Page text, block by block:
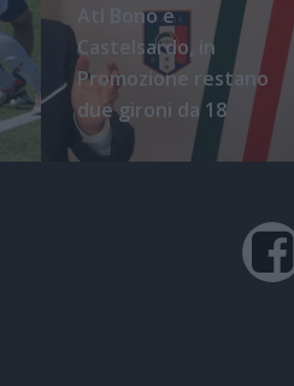
Atl Bono e
Castelsardo, in
Promozione restano
due gironi da 18